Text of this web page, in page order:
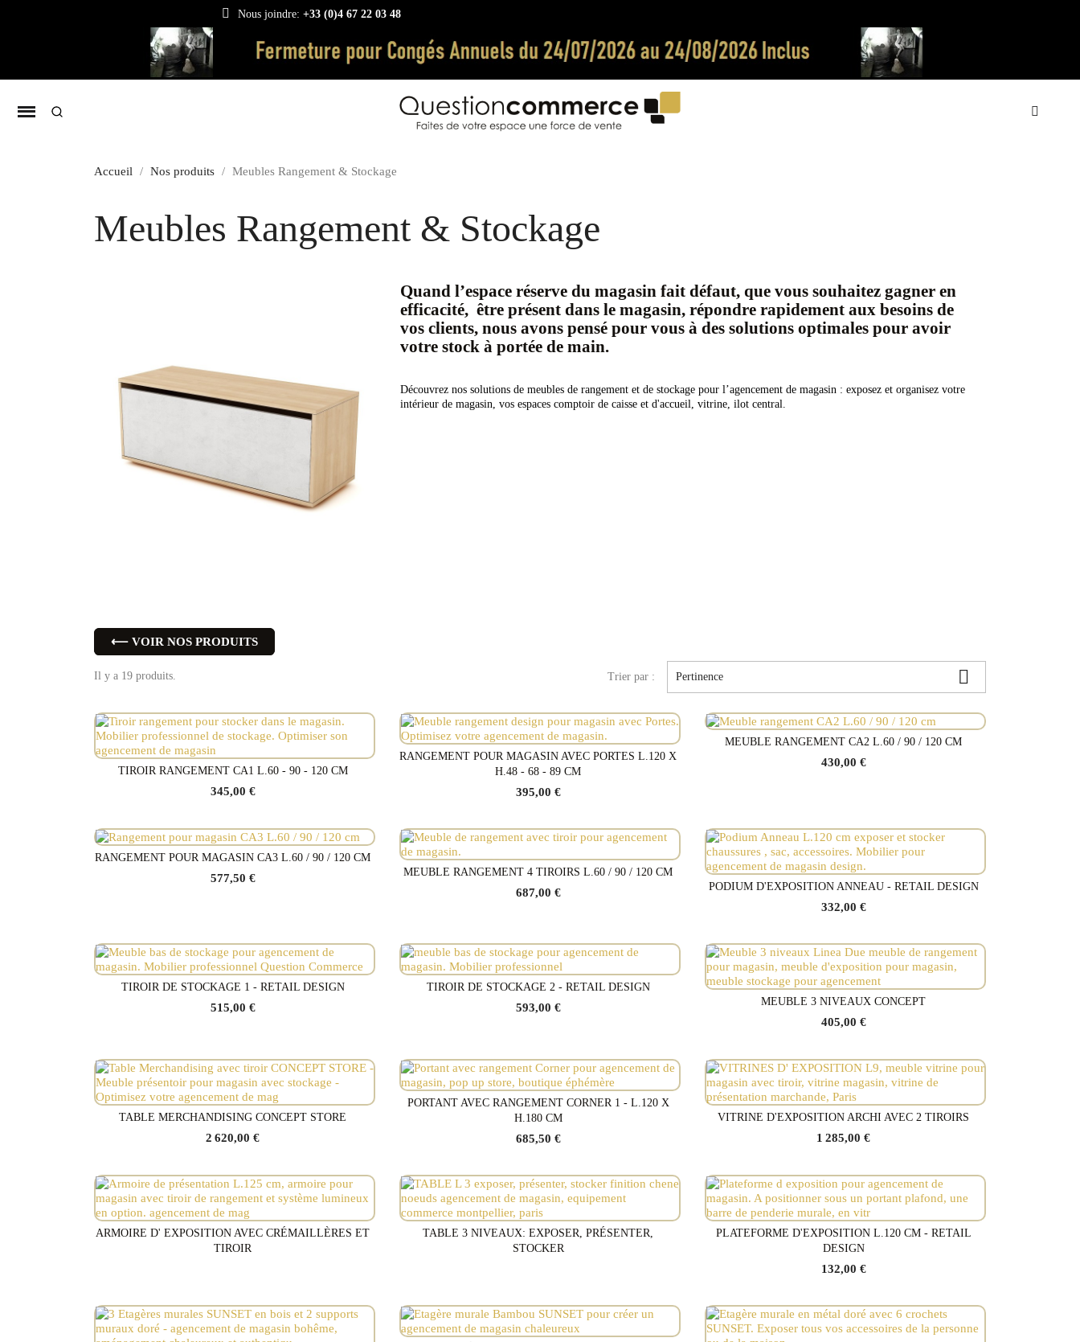
Nous joindre: +33 (0)4 67 22 03 48
Accueil Nos produits Meubles Rangement & Stockage
Meubles Rangement & Stockage
Quand l’espace réserve du magasin fait défaut, que vous souhaitez gagner en
efficacité, être présent dans le magasin, répondre rapidement aux besoins de
vos clients, nous avons pensé pour vous à des solutions optimales pour avoir
votre stock à portée de main.
Découvrez nos solutions de meubles de rangement et de stockage pour l’agencement de magasin : exposez et organisez votre
intérieur de magasin, vos espaces comptoir de caisse et d'accueil, vitrine, ilot central.
⟵ VOIR NOS PRODUITS
Il y a 19 produits. Trier par : Pertinence 
Voir le produit
TIROIR RANGEMENT CA1 L.60 - 90 - 120 CM
345,00 €
Voir le produit
RANGEMENT POUR MAGASIN AVEC PORTES L.120 X
H.48 - 68 - 89 CM
395,00 €
Voir le produit
MEUBLE RANGEMENT CA2 L.60 / 90 / 120 CM
430,00 €
Voir le produit
RANGEMENT POUR MAGASIN CA3 L.60 / 90 / 120 CM
577,50 € Voir le produit
MEUBLE RANGEMENT 4 TIROIRS L.60 / 90 / 120 CM
687,00 € Voir le produit
PODIUM D'EXPOSITION ANNEAU - RETAIL DESIGN
332,00 €
Voir le produit
TIROIR DE STOCKAGE 1 - RETAIL DESIGN
515,00 €
Voir le produit
TIROIR DE STOCKAGE 2 - RETAIL DESIGN
593,00 € Voir le produit
MEUBLE 3 NIVEAUX CONCEPT
405,00 €
Voir le produit
TABLE MERCHANDISING CONCEPT STORE
2 620,00 €
Voir le produit
PORTANT AVEC RANGEMENT CORNER 1 - L.120 X
H.180 CM
685,50 €
Voir le produit
VITRINE D'EXPOSITION ARCHI AVEC 2 TIROIRS
1 285,00 €
Voir le produit
ARMOIRE D' EXPOSITION AVEC CRÉMAILLÈRES ET
TIROIR
Voir le produit
TABLE 3 NIVEAUX: EXPOSER, PRÉSENTER,
STOCKER
Voir le produit
PLATEFORME D'EXPOSITION L.120 CM - RETAIL
DESIGN
132,00 €